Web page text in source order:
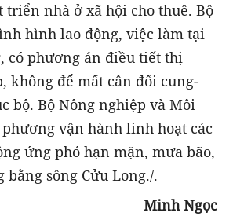
triển nhà ở xã hội cho thuê. Bộ
hình lao động, việc làm tại
có phương án điều tiết thị
không để mất cân đối cung-
bộ. Bộ Nông nghiệp và Môi
vận hành linh hoạt các
ứng phó hạn mặn, mưa bão,
sông Cửu Long./.
Minh Ngọc